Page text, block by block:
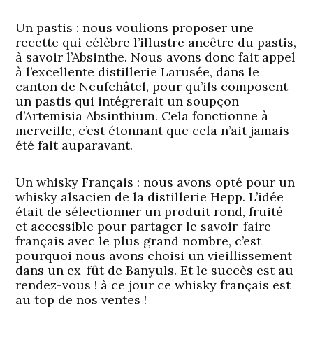
Un pastis : nous voulions proposer une
recette qui célèbre l’illustre ancêtre du pastis,
à savoir l’Absinthe. Nous avons donc fait appel
à l’excellente distillerie Larusée, dans le
canton de Neufchâtel, pour qu’ils composent
un pastis qui intégrerait un soupçon
d’Artemisia Absinthium. Cela fonctionne à
merveille, c’est étonnant que cela n’ait jamais
été fait auparavant.
Un whisky Français : nous avons opté pour un
whisky alsacien de la distillerie Hepp. L’idée
était de sélectionner un produit rond, fruité
et accessible pour partager le savoir-faire
français avec le plus grand nombre, c’est
pourquoi nous avons choisi un vieillissement
dans un ex-fût de Banyuls. Et le succès est au
rendez-vous ! à ce jour ce whisky français est
au top de nos ventes !